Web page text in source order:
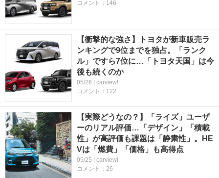
コメント：146
【衝撃的な強さ】トヨタが新車販売ラ
ンキングで9位までを独占。「ランク
ル」ですら7位に…「トヨタ天国」は今
後も続くのか
05/26 | carview!
コメント：122
【実際どうなの？】「ライズ」ユーザ
ーのリアル評価…「デザイン」「積載
性」が高評価も課題は「静粛性」。HE
Vは「燃費」「価格」も高得点
05/25 | carview!
コメント：26